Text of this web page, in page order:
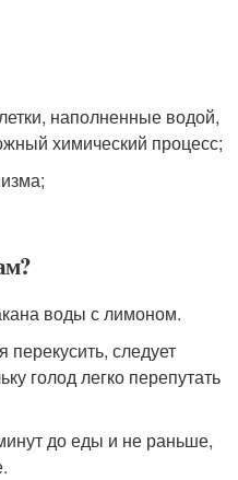
наполненные водой,
химический процесс;
воды с лимоном.
следует
голод легко перепутать
до еды и не раньше,